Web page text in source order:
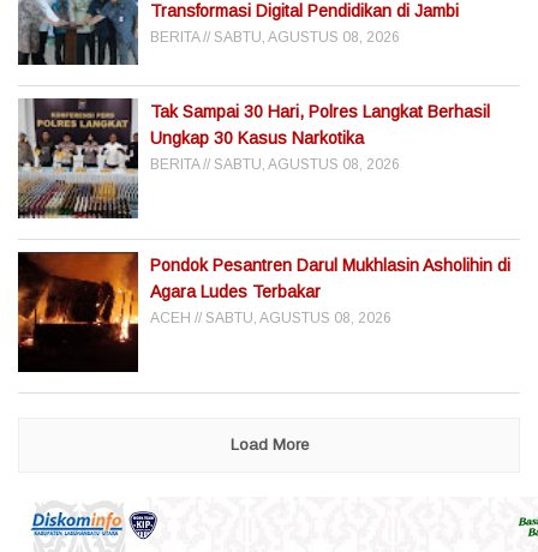
Transformasi Digital Pendidikan di Jambi
BERITA SABTU, AGUSTUS 08, 2026
Tak Sampai 30 Hari, Polres Langkat Berhasil
Ungkap 30 Kasus Narkotika
BERITA SABTU, AGUSTUS 08, 2026
Pondok Pesantren Darul Mukhlasin Asholihin di
Agara Ludes Terbakar
ACEH SABTU, AGUSTUS 08, 2026
Load More